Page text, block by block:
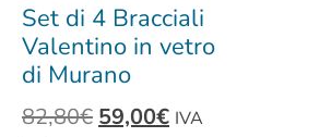
Set di 4 Bracciali
Valentino in vetro
di Murano
82,80€ 59,00€ IVA